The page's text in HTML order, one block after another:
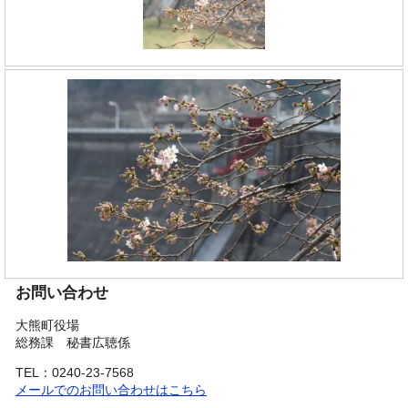
お問い合わせ
大熊町役場
総務課 秘書広聴係
TEL：0240-23-7568
メールでのお問い合わせはこちら